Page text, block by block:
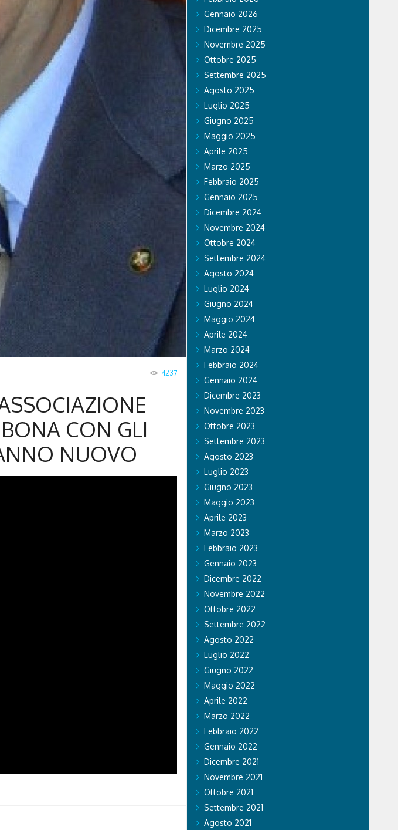
4237
CON GLI
NUOVO
Gennaio 2026
Dicembre 2025
Novembre 2025
Ottobre 2025
Settembre 2025
Agosto 2025
Luglio 2025
Giugno 2025
Maggio 2025
Aprile 2025
Marzo 2025
Febbraio 2025
Gennaio 2025
Dicembre 2024
Novembre 2024
Ottobre 2024
Settembre 2024
Agosto 2024
Luglio 2024
Giugno 2024
Maggio 2024
Aprile 2024
Marzo 2024
Febbraio 2024
Gennaio 2024
Dicembre 2023
Novembre 2023
Ottobre 2023
Settembre 2023
Agosto 2023
Luglio 2023
Giugno 2023
Maggio 2023
Aprile 2023
Marzo 2023
Febbraio 2023
Gennaio 2023
Dicembre 2022
Novembre 2022
Ottobre 2022
Settembre 2022
Agosto 2022
Luglio 2022
Giugno 2022
Maggio 2022
Aprile 2022
Marzo 2022
Febbraio 2022
Gennaio 2022
Dicembre 2021
Novembre 2021
Ottobre 2021
Settembre 2021
Agosto 2021